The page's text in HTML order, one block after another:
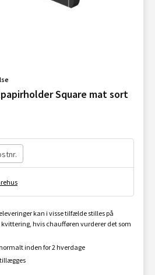
Square mat sort
kan i visse tilfælde stilles på
hvis chaufføren vurderer det som
inden for 2 hverdage